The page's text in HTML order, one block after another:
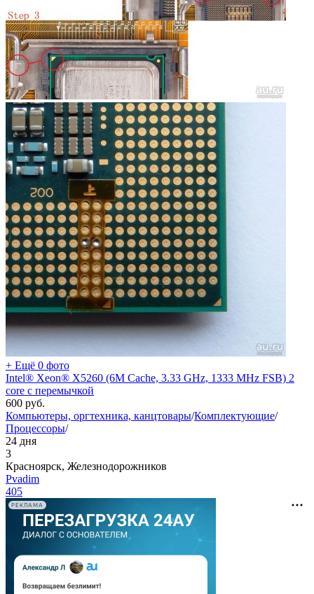
+ Ещё 0 фото
Intel® Xeon® X5260 (6M Cache, 3.33 GHz, 1333 MHz FSB) 2
core с перемычкой
600 руб.
Компьютеры, оргтехника, канцтовары/Комплектующие/
Процессоры/
24 дня
3
Красноярск, Железнодорожников
Pvadim
405
РЕКЛАМА